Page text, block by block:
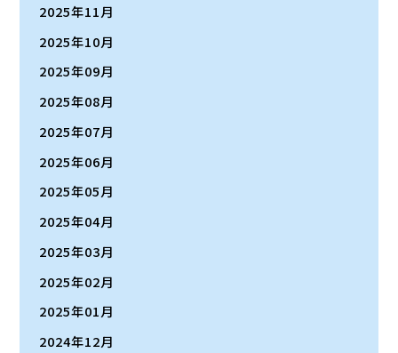
2025年11月
2025年10月
2025年09月
2025年08月
2025年07月
2025年06月
2025年05月
2025年04月
2025年03月
2025年02月
2025年01月
2024年12月